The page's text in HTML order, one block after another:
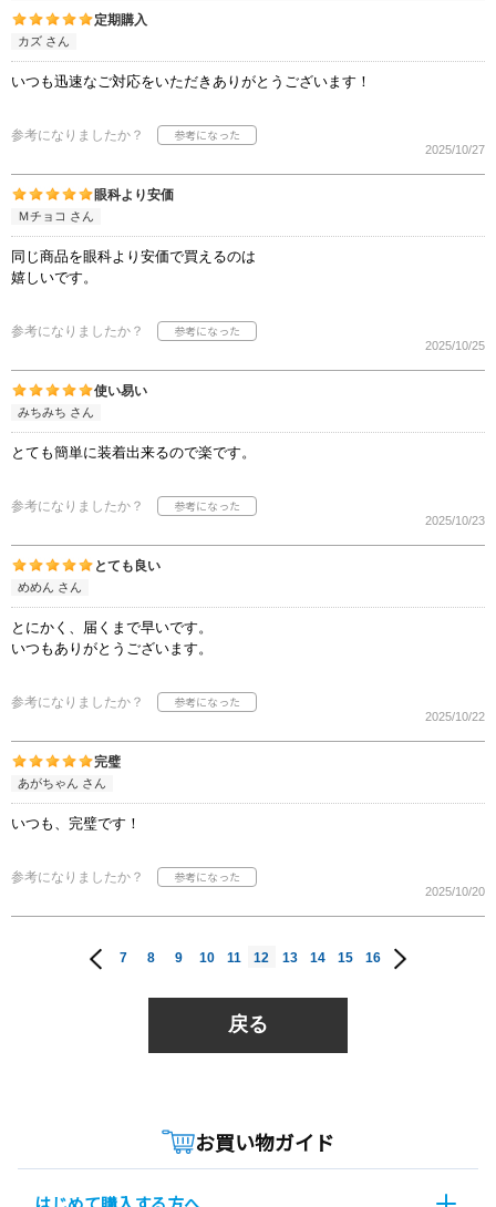
定期購入
カズ さん
いつも迅速なご対応をいただきありがとうございます！
参考になりましたか？
2025/10/27
眼科より安価
Ｍチョコ さん
同じ商品を眼科より安価で買えるのは
嬉しいです。
参考になりましたか？
2025/10/25
使い易い
みちみち さん
とても簡単に装着出来るので楽です。
参考になりましたか？
2025/10/23
とても良い
めめん さん
とにかく、届くまで早いです。
いつもありがとうございます。
参考になりましたか？
2025/10/22
完璧
あがちゃん さん
いつも、完璧です！
参考になりましたか？
2025/10/20
7 8 9 10 11 12 13 14 15 16
戻る
お買い物ガイド